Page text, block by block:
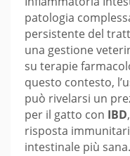
patologia
persistente del
una gestione
su terapie
questo contesto,
può rivelarsi un
per il gatto con IBD
risposta
intestinale più sana.